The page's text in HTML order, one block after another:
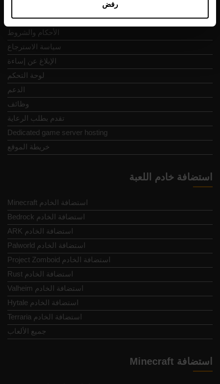
رفض
سياسة الخصوصية
الأحكام والشروط
سياسة الاسترجاع
الإبلاغ عن إساءة
لوحة التحكم
الدعم
وظائف
تقدم بطلب الرعاية
Dedicated game server hosting
خريطة الموقع
استضافة خادم اللعبة
Minecraft استضافة الخادم
Bedrock استضافة الخادم
ARK استضافة الخادم
Palworld استضافة الخادم
Project Zomboid استضافة الخادم
Rust استضافة الخادم
Valheim استضافة الخادم
Hytale استضافة الخادم
Terraria استضافة الخادم
جميع الألعاب
استضافة Minecraft